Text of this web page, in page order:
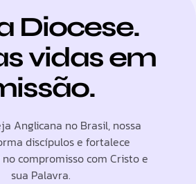
Diocese.
vidas em
Anglicana no Brasil, nossa
discípulos e fortalece
compromisso com Cristo e
sua Palavra.